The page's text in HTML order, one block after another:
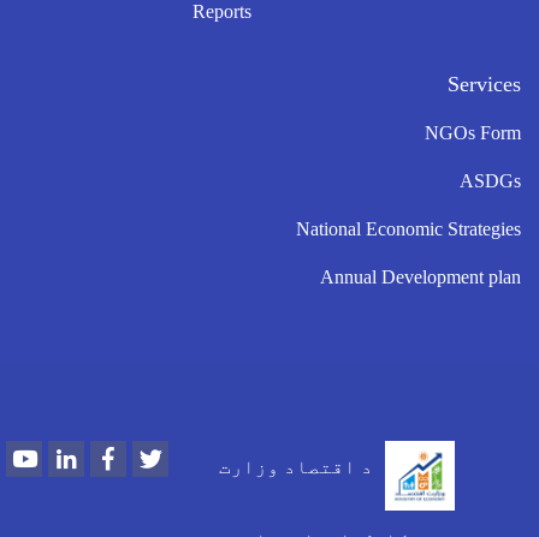
Reports
Services
NGOs Form
ASDGs
National Economic Strategies
Annual Development plan
د اقتصاد وزارت
YoutubeLinkedInFacebook